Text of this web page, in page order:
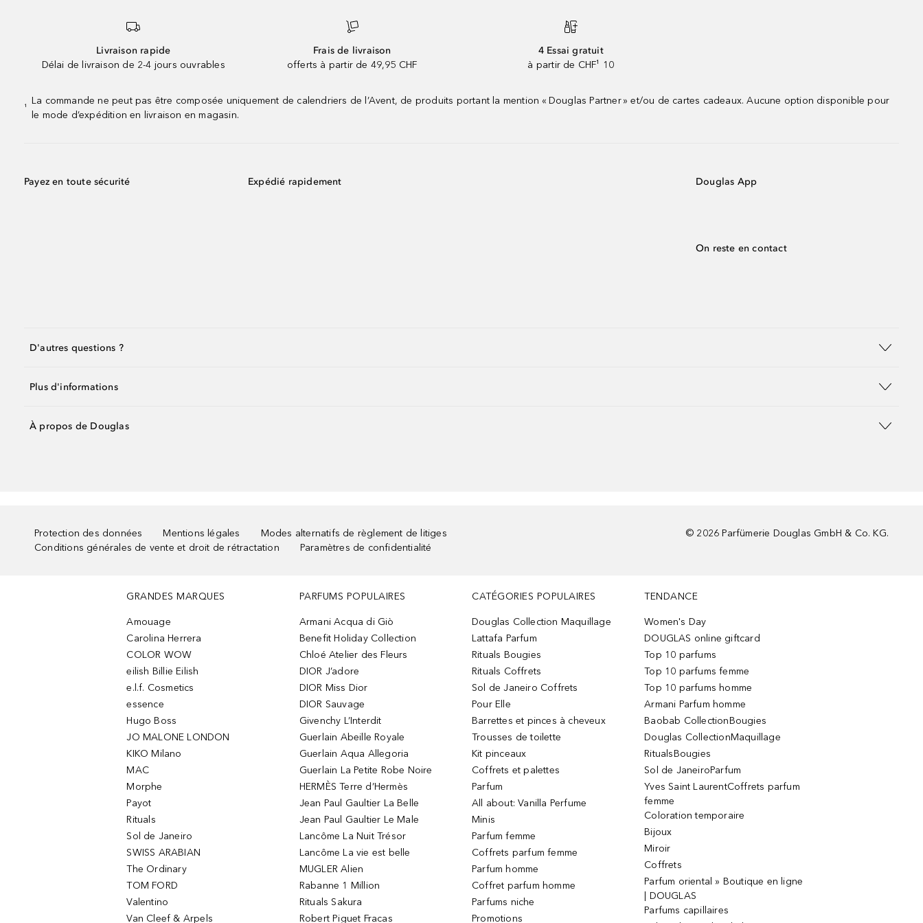
Livraison rapide
Délai de livraison de 2-4 jours ouvrables
Frais de livraison
offerts à partir de 49,95 CHF
4 Essai gratuit
à partir de CHF¹ 10
¹
La commande ne peut pas être composée uniquement de calendriers de l’Avent, de produits portant la mention « Douglas Partner » et/ou de cartes cadeaux. Aucune option disponible pour
le mode d’expédition en livraison en magasin.
Payez en toute sécurité Expédié rapidement Douglas App
On reste en contact
D'autres questions ?
Plus d'informations
À propos de Douglas
Protection des données Mentions légales
Modes alternatifs de règlement de litiges
Conditions générales de vente et droit de rétractation
Paramètres de confidentialité
© 2026 Parfümerie Douglas GmbH & Co. KG.
GRANDES MARQUES
Amouage
Carolina Herrera
COLOR WOW
eilish Billie Eilish
e.l.f. Cosmetics
essence
Hugo Boss
JO MALONE LONDON
KIKO Milano
MAC
Morphe
Payot
Rituals
Sol de Janeiro
SWISS ARABIAN
The Ordinary
TOM FORD
Valentino
Van Cleef & Arpels
PARFUMS POPULAIRES
Armani Acqua di Giò
Benefit Holiday Collection
Chloé Atelier des Fleurs
DIOR J’adore
DIOR Miss Dior
DIOR Sauvage
Givenchy L’Interdit
Guerlain Abeille Royale
Guerlain Aqua Allegoria
Guerlain La Petite Robe Noire
HERMÈS Terre d’Hermès
Jean Paul Gaultier La Belle
Jean Paul Gaultier Le Male
Lancôme La Nuit Trésor
Lancôme La vie est belle
MUGLER Alien
Rabanne 1 Million
Rituals Sakura
Robert Piguet Fracas
CATÉGORIES POPULAIRES
Douglas Collection Maquillage
Lattafa Parfum
Rituals Bougies
Rituals Coffrets
Sol de Janeiro Coffrets
Pour Elle
Barrettes et pinces à cheveux
Trousses de toilette
Kit pinceaux
Coffrets et palettes
Parfum
All about: Vanilla Perfume
Minis
Parfum femme
Coffrets parfum femme
Parfum homme
Coffret parfum homme
Parfums niche
Promotions
TENDANCE
Women's Day
DOUGLAS online giftcard
Top 10 parfums
Top 10 parfums femme
Top 10 parfums homme
Armani Parfum homme
Baobab CollectionBougies
Douglas CollectionMaquillage
RitualsBougies
Sol de JaneiroParfum
Yves Saint LaurentCoffrets parfum
femme
Coloration temporaire
Bijoux
Miroir
Coffrets
Parfum oriental » Boutique en ligne
| DOUGLAS
Parfums capillaires